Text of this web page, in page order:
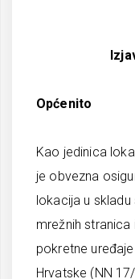
Općenito
Kao jedinica
je obvezna
lokacija u
mrežnih
pokretne
Hrvatske (NN